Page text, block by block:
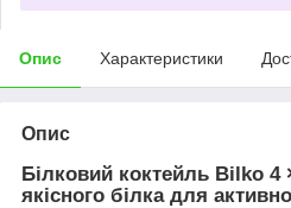
Опис Характеристики
Опис
Білковий коктейль Bilko 4
якісного білка для